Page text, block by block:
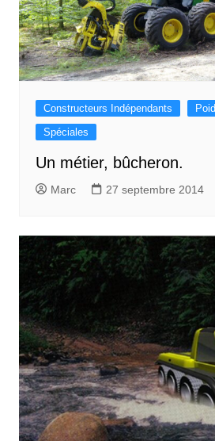
Constructeurs Indépendants
Spéciales
Un métier, bûcheron.
Marc 27 septembre 2014